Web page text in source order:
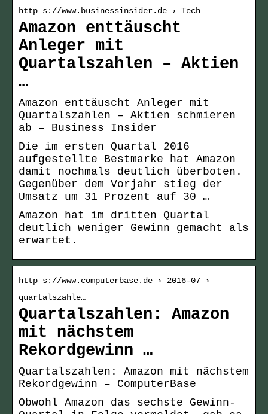
http s://www.businessinsider.de › Tech
Amazon enttäuscht
Anleger mit
Quartalszahlen – Aktien
…
Amazon enttäuscht Anleger mit
Quartalszahlen – Aktien schmieren
ab – Business Insider
Die im ersten Quartal 2016
aufgestellte Bestmarke hat Amazon
damit nochmals deutlich überboten.
Gegenüber dem Vorjahr stieg der
Umsatz um 31 Prozent auf 30 …
Amazon hat im dritten Quartal
deutlich weniger Gewinn gemacht als
erwartet.
http s://www.computerbase.de › 2016-07 ›
quartalszahle…
Quartalszahlen: Amazon
mit nächstem
Rekordgewinn …
Quartalszahlen: Amazon mit nächstem
Rekordgewinn – ComputerBase
Obwohl Amazon das sechste Gewinn-